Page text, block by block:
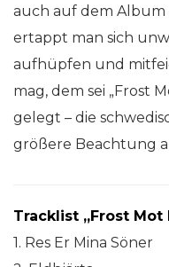
auch auf dem
ertappt man sich
aufhüpfen und
mag, dem sei „Frost
gelegt – die
größere Beachtung
Tracklist „Frost Mot
1. Res Er Mina Söner